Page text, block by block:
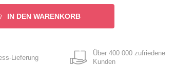
IN DEN WARENKORB
Lieferung
Über 400 000 zufriedene
Kunden